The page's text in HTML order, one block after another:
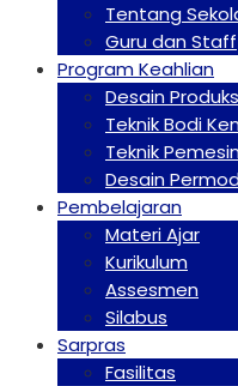
Tentang
Guru dan Staff
Program Keahlian
Desain
Teknik Bodi
Teknik
Desain
Pembelajaran
Materi Ajar
Kurikulum
Assesmen
Silabus
Sarpras
Fasilitas